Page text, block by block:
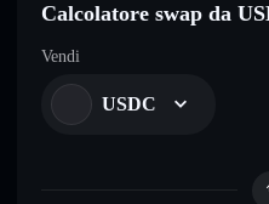
Calcolatore swap da
Vendi
USDC